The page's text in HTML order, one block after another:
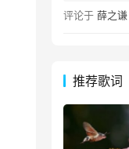
评论于 薛之
推荐歌词